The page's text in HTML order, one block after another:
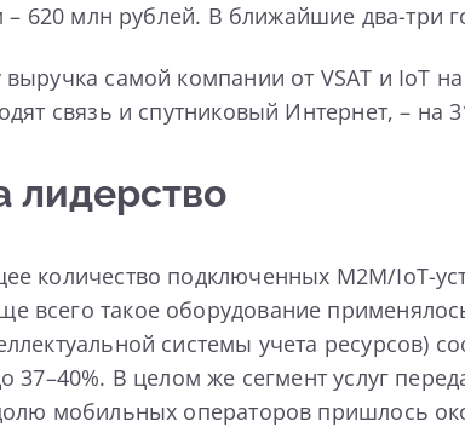
620 млн рублей. В ближайшие два-три
самой компании от VSAT и IoT
связь и спутниковый Интернет, – на
лидерство
количество подключенных M2M/IoT-
всего такое оборудование
системы учета ресурсов)
37–40%. В целом же сегмент услуг
мобильных операторов пришлось